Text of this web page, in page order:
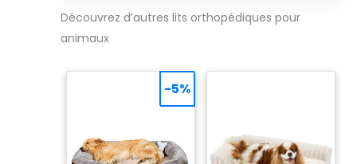
Découvrez d’autres lits orthopédiques pour
animaux
-5%